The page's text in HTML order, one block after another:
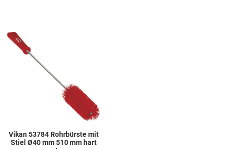
Vikan 53784 Rohrbürste mit
Stiel Ø40 mm 510 mm hart